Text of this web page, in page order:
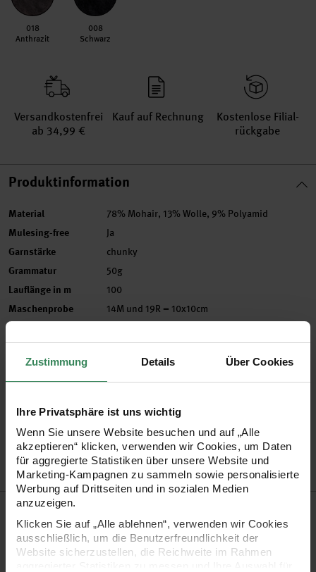
Zustimmung Details Über Cookies
Ihre Privatsphäre ist uns wichtig
Wenn Sie unsere Website besuchen und auf „Alle
akzeptieren“ klicken, verwenden wir Cookies, um Daten
für aggregierte Statistiken über unsere Website und
Marketing-Kampagnen zu sammeln sowie personalisierte
Werbung auf Drittseiten und in sozialen Medien
anzuzeigen.
Klicken Sie auf „Alle ablehnen“, verwenden wir Cookies
ausschließlich, um die Benutzerfreundlichkeit der
Website sicherzustellen, die Reichweite im Rahmen
018
Anthrazit
008
Schwarz
Versand­kosten­frei
ab 34,99 €
Kauf auf Rechnung
Kosten­lose Filial­
rückgabe
Produktinformation
Material 78% Mohair, 13% Wolle, 9% Polyamid
Mulesing-free Ja
Garnstärke chunky
Grammatur 50g
Lauflänge in m 100
Maschenprobe 14M und 19R = 10x10cm
Verbrauch Gr. 40 = ca. 600g
Pflegehinweise
383272.027
Bestell-Nr.3533116
Produktbeschreibung
Für die Garnqualität Fashion Mohair Merino chunky wurde